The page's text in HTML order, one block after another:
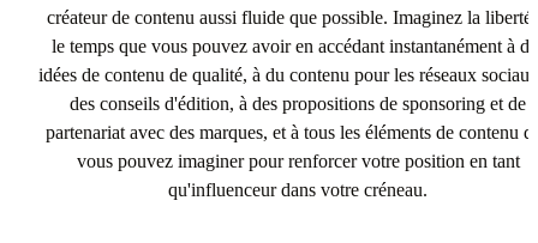
créateur de contenu aussi fluide que possible. Imaginez la liberté
le temps que vous pouvez avoir en accédant instantanément à
idées de contenu de qualité, à du contenu pour les réseaux
des conseils d'édition, à des propositions de sponsoring et de
partenariat avec des marques, et à tous les éléments de contenu
vous pouvez imaginer pour renforcer votre position en tant
qu'influenceur dans votre créneau.